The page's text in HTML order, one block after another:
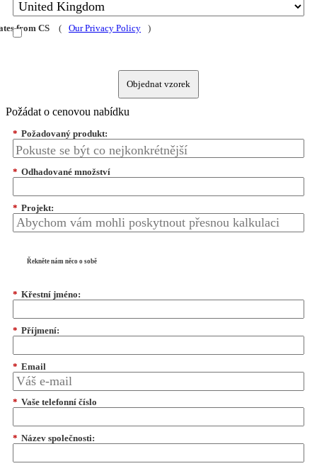
from CS ( Our Privacy Policy )
Objednat vzorek
Požádat o cenovou nabídku
* Požadovaný produkt:
* Odhadované množství
* Projekt:
Řekněte nám něco o sobě
* Křestní jméno:
* Příjmení:
* Email
* Vaše telefonní číslo
* Název společnosti: